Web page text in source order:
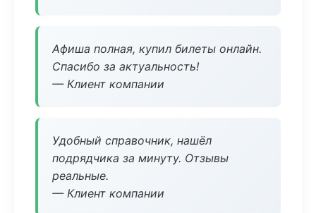
Афиша полная, купил билеты онлайн.
Спасибо за актуальность!
— Клиент компании
Удобный справочник, нашёл
подрядчика за минуту. Отзывы
реальные.
— Клиент компании